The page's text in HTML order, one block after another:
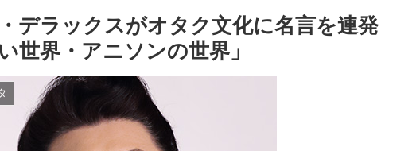
、使用感を徹底解
70sの比較：どちら
か？価格に見合っ
今始めどきのスマホゲームなにかある？他
【SSD】1TBで1.5万とか、買った時の倍なんだけど
今だと買い増してしまいそうで怖い他
「Linuxで十分じゃね…？」世界が気付き始める
Linuxの市場シェアが初めて10%超える Windows窮
地他
デラックスがオタク文化に名言を連発
世界・アニソンの世界」